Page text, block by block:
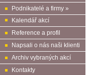
Podnikatelé a firmy »
Kalendář akcí
Reference a profil
Napsali o nás naši klienti
Archiv vybraných akcí
Kontakty